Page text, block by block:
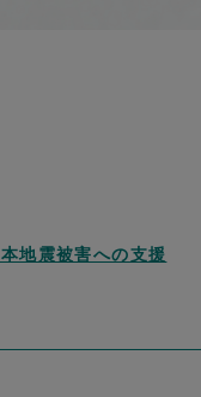
地震被害への支援